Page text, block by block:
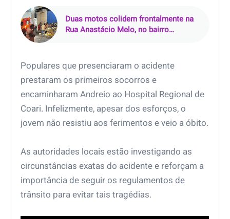
Duas motos colidem frontalmente na
Rua Anastácio Melo, no bairro
Populares que presenciaram o acidente
prestaram os primeiros socorros e
encaminharam Andreio ao Hospital Regional de
Coari. Infelizmente, apesar dos esforços, o
jovem não resistiu aos ferimentos e veio a óbito.
As autoridades locais estão investigando as
circunstâncias exatas do acidente e reforçam a
importância de seguir os regulamentos de
trânsito para evitar tais tragédias.